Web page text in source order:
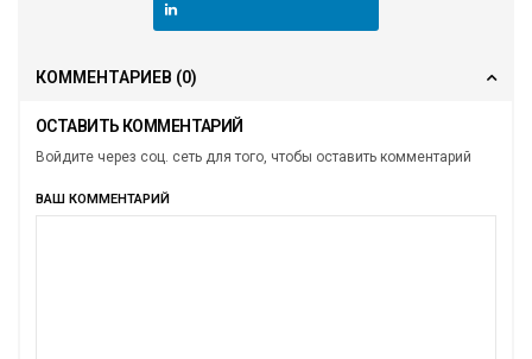
КОММЕНТАРИЕВ (0)
ОСТАВИТЬ КОММЕНТАРИЙ
Войдите через соц. сеть для того, чтобы оставить комментарий
ВАШ КОММЕНТАРИЙ